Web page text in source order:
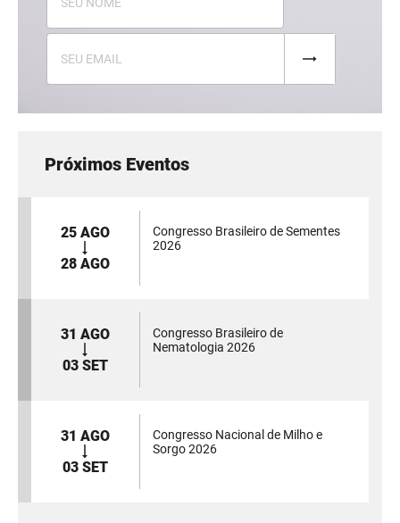
Próximos Eventos
25 AGO
28 AGO
Congresso Brasileiro de Sementes
2026
31 AGO
03 SET
Congresso Brasileiro de
Nematologia 2026
31 AGO
03 SET
Congresso Nacional de Milho e
Sorgo 2026